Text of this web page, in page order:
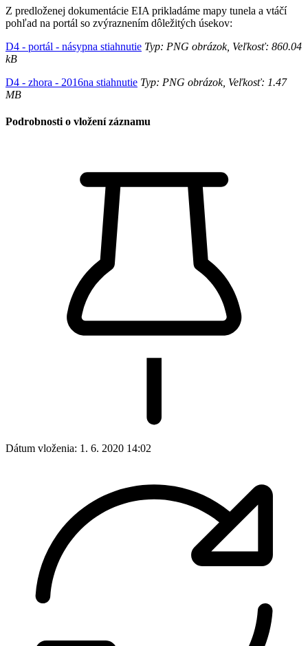
Z predloženej dokumentácie EIA prikladáme mapy tunela a vtáčí
pohľad na portál so zvýraznením dôležitých úsekov:
D4 - portál - násypna stiahnutie Typ: PNG obrázok, Veľkosť: 860.04
kB
D4 - zhora - 2016na stiahnutie Typ: PNG obrázok, Veľkosť: 1.47
MB
Podrobnosti o vložení záznamu
Dátum vloženia: 1. 6. 2020 14:02